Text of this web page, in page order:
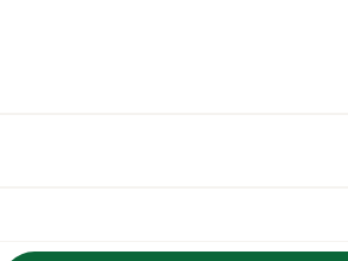
i difetti del
è adatto a